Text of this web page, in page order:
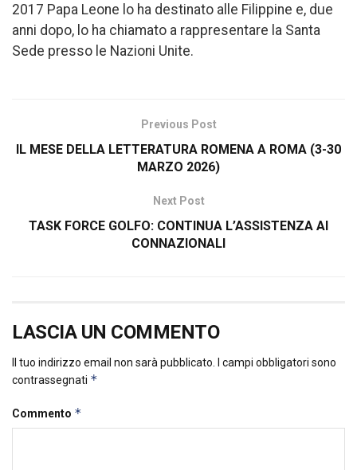
2017 Papa Leone lo ha destinato alle Filippine e, due
anni dopo, lo ha chiamato a rappresentare la Santa
Sede presso le Nazioni Unite.
Previous Post
IL MESE DELLA LETTERATURA ROMENA A ROMA (3-30
MARZO 2026)
Next Post
TASK FORCE GOLFO: CONTINUA L’ASSISTENZA AI
CONNAZIONALI
LASCIA UN COMMENTO
Il tuo indirizzo email non sarà pubblicato.
I campi obbligatori sono
contrassegnati *
Commento *